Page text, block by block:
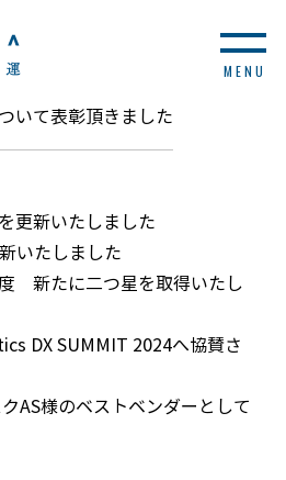
MENU
いて表彰頂きました
更新いたしました
いたしました
新たに二つ星を取得いたし
DX SUMMIT 2024へ協賛さ
AS様のベストベンダーとして